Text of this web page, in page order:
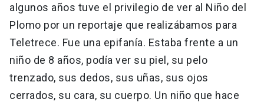
algunos años tuve el privilegio de ver al Niño del
Plomo por un reportaje que realizábamos para
Teletrece. Fue una epifanía. Estaba frente a un
niño de 8 años, podía ver su piel, su pelo
trenzado, sus dedos, sus uñas, sus ojos
cerrados, su cara, su cuerpo. Un niño que hace